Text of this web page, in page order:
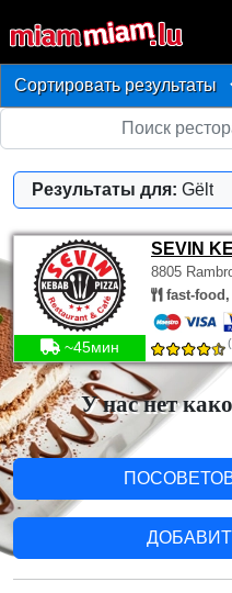
Результаты для: Gëlt
SEVIN
8805
fast-
~45мин
У нас нет